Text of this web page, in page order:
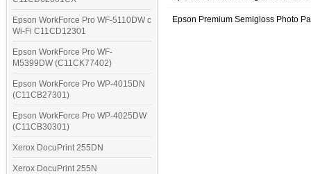
Epson WorkForce Pro WF-5110DW с
Wi-Fi C11CD12301
Epson WorkForce Pro WF-
M5399DW (C11CK77402)
Epson WorkForce Pro WP-4015DN
(C11CB27301)
Epson WorkForce Pro WP-4025DW
(C11CB30301)
Xerox DocuPrint 255DN
Xerox DocuPrint 255N
Epson Premium Semigloss Photo